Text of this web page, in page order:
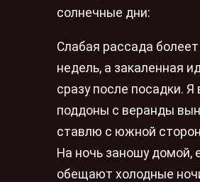
солнечные дни:
Слабая рассада
недель, а закаленная
сразу после посадки. Я
поддоны с веранды
ставлю с южной
На ночь заношу домой,
обещают холодные